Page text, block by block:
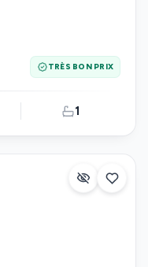
TRÈS BON PRIX
1